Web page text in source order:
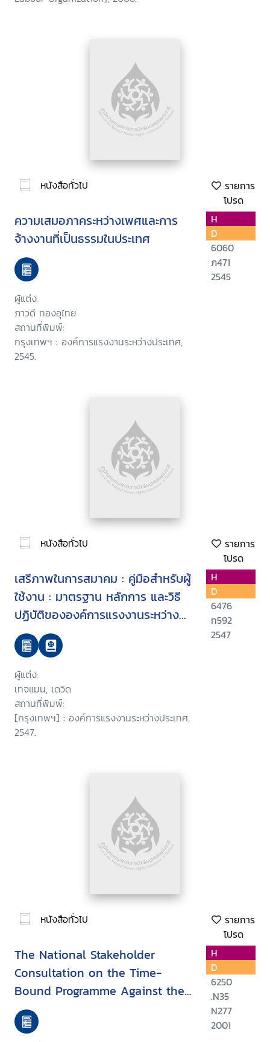
หนังสือทั่วไป
รายการ
โปรด
ความเสมอภาคระหว่างเพศและการ
จ้างงานที่เป็นธรรมในประเทศ
ผู้แต่ง:
ภาวดี ทองอุไทย
สถานที่พิมพ์:
กรุงเทพฯ : องค์การแรงงานระหว่างประเทศ,
2545.
H
D
6060
ภ471
2545
หนังสือทั่วไป
รายการ
โปรด
เสรีภาพในการสมาคม : คู่มือสำหรับผู้
ใช้งาน : มาตรฐาน หลักการ และวิธี
ปฏิบัติขององค์การแรงงานระหว่าง
ประเทศ
ผู้แต่ง:
เทจแมน, เดวิด
สถานที่พิมพ์:
[กรุงเทพฯ] : องค์การแรงงานระหว่างประเทศ,
2547.
H
D
6476
ท592
2547
หนังสือทั่วไป
รายการ
โปรด
The National Stakeholder
Consultation on the Time-
Bound Programme Against the
Worst Forms of Child Labour in
Nepal
H
D
6250
.N35
N277
2001